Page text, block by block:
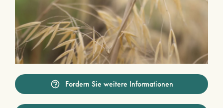
Fordern Sie weitere Informationen